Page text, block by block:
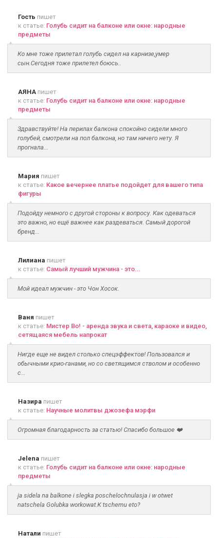
Гость пишет
к статье: Голубь сидит на балконе или окне: народные
предметы
Ко мне тоже прилетал голубь сидел на карнизе,умер
сын.Сегодня тоже прилетел боюсь..
АЯНА пишет
к статье: Голубь сидит на балконе или окне: народные
предметы
Здравствуйте! На перилах балкона спокойно сидели много
голубей, смотрели на пол балкона, но там ничего нету. Я
прогнала...
Мария пишет
к статье: Какое вечернее платье подойдет для вашего типа
фигуры
Подойду немного с другой стороны к вопросу. Как одеваться
это важно, но ещё важнее как раздеваться. Самый дорогой
бренд...
Лилиана пишет
к статье: Самый лучший мужчина - это...
Мой идеал мужчин - это Чон Хосок.
Ваня пишет
к статье: Мистер Во! - аренда звука и света, караоке и видео,
сетящаяся мебель напрокат
Нигде еще не видел столько спецэффектов! Пользовался и
обычными крио-ганами, но со светящимся стволом и особенно
с...
Назира пишет
к статье: Научные молитвы джозефа мэрфи
Огромная благодарность за статью! Спасибо большое ❤️
Jelena пишет
к статье: Голубь сидит на балконе или окне: народные
предметы
ja sidela na balkone i slegka poschelochnulasja i w otwet
natschela Golubka workowat.K tschemu eto?
Натали пишет